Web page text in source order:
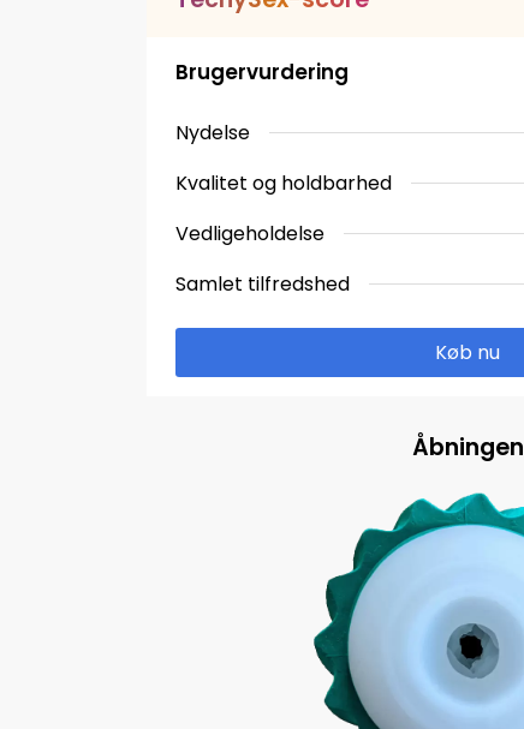
Brugervurdering
Nydelse
Kvalitet og holdbarhed
Vedligeholdelse
Samlet tilfredshed
Køb nu
Åbningen